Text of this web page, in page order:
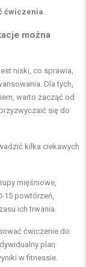
ćwiczenia.
można
niski, co sprawia,
Dla tych,
warto zacząć od
się do
kilka ciekawych
mięśniowe,
15 powtórzeń,
ich trwania.
ćwiczenie do
plan
w fitnessie.